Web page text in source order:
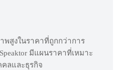
พสูงในราคาที่ถูกกว่าการ
มีแผนราคาที่เหมาะ
ลและธุรกิจ